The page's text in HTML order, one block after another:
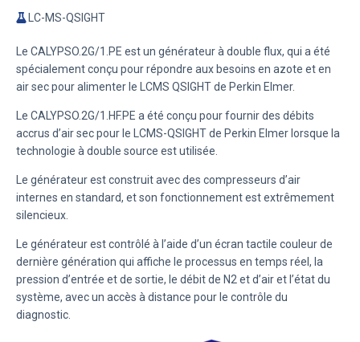
LC-MS-QSIGHT
Le CALYPSO.2G/1.PE est un générateur à double flux, qui a été
spécialement conçu pour répondre aux besoins en azote et en
air sec pour alimenter le LCMS QSIGHT de Perkin Elmer.
Le CALYPSO.2G/1.HF.PE a été conçu pour fournir des débits
accrus d’air sec pour le LCMS-QSIGHT de Perkin Elmer lorsque la
technologie à double source est utilisée.
Le générateur est construit avec des compresseurs d’air
internes en standard, et son fonctionnement est extrêmement
silencieux.
Le générateur est contrôlé à l’aide d’un écran tactile couleur de
dernière génération qui affiche le processus en temps réel, la
pression d’entrée et de sortie, le débit de N2 et d’air et l’état du
système, avec un accès à distance pour le contrôle du
diagnostic.